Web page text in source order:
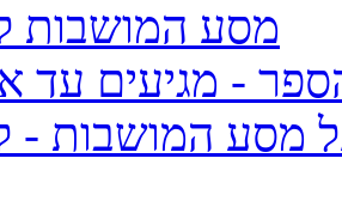
מסע המושבות
- מגיעים עד
מסע המושבות -